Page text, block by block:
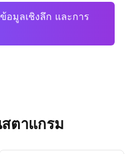
อมูลเชิงลึก และการ
ตาแกรม